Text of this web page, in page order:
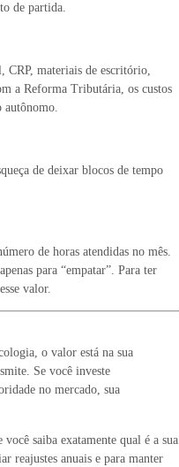
de partida.
CRP, materiais de escritório,
a Reforma Tributária, os custos
autônomo.
de deixar blocos de tempo
de horas atendidas no mês.
para “empatar”. Para ter
valor.
o valor está na sua
Se você investe
no mercado, sua
saiba exatamente qual é a sua
reajustes anuais e para manter